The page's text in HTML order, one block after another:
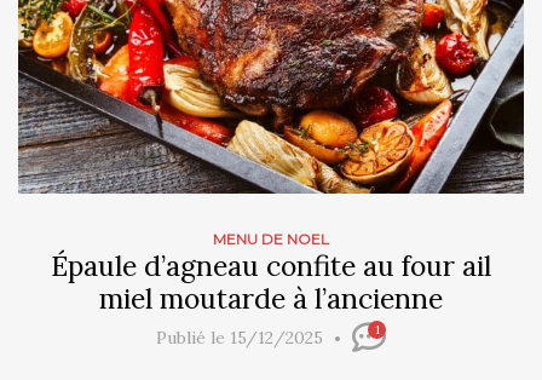
MENU DE NOEL
Épaule d’agneau confite au four ail
miel moutarde à l’ancienne
Publié le 15/12/2025 1